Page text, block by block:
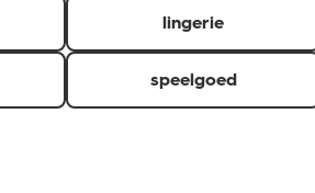
lingerie
speelgoed